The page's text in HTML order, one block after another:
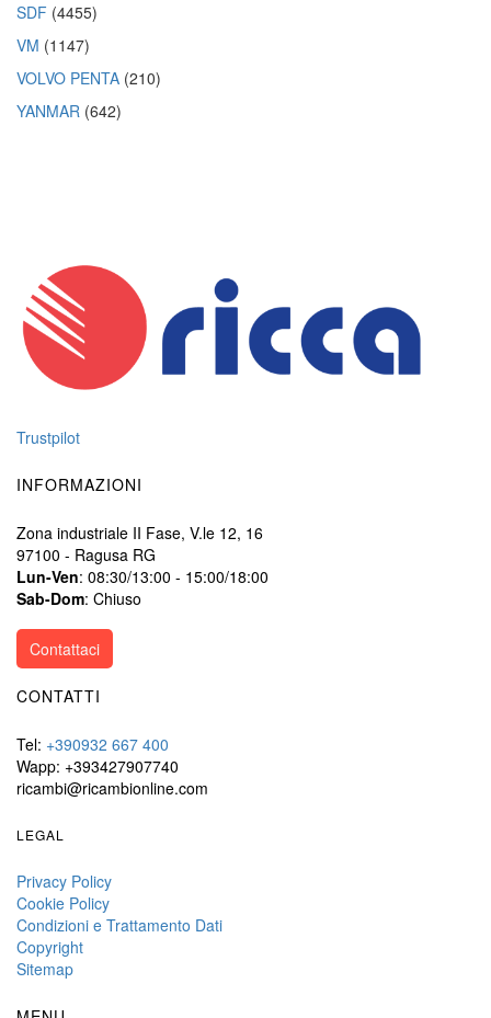
SDF (4455)
VM (1147)
VOLVO PENTA (210)
YANMAR (642)
Trustpilot
INFORMAZIONI
Zona industriale II Fase, V.le 12, 16
97100 - Ragusa RG
Lun-Ven: 08:30/13:00 - 15:00/18:00
Sab-Dom: Chiuso
Contattaci
CONTATTI
Tel: +390932 667 400
Wapp: +393427907740
ricambi@ricambionline.com
LEGAL
Privacy Policy
Cookie Policy
Condizioni e Trattamento Dati
Copyright
Sitemap